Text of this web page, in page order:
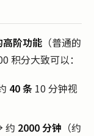
高阶功能 （普通的
积分大致可以：
40 条 10 分钟视
约 2000 分钟 （约